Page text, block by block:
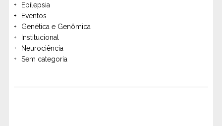
Epilepsia
Eventos
Genética e Genômica
Institucional
Neurociência
Sem categoria